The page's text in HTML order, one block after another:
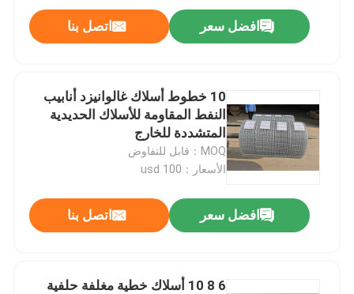
افضل سعر اتصل بنا
10 خطوط أسلاك غالوانيزد أنابيب
النفط المقاومة للأسلاك الحديدية
المتشددة للخارج
MOQ：قابل للتفاوض
الأسعار：100 usd
افضل سعر اتصل بنا
6 8 10 أسلاك خطية مغلفة حلفية